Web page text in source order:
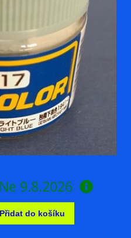
Ne 9.8.2026